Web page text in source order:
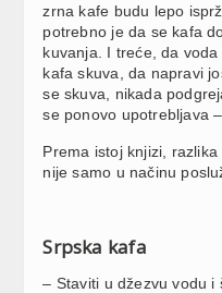
zrna kafe budu lepo
potrebno je da se kafa
kuvanja. I treće, da
kafa skuva, da napravi
se skuva, nikada
se ponovo upotrebljava
Prema istoj knjizi,
nije samo u načinu
Srpska kafa
– Staviti u džezvu vodu